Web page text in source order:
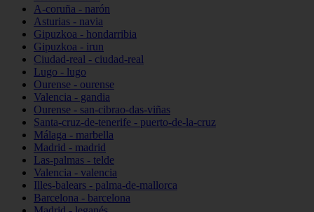
A-coruña - narón
Asturias - navia
Gipuzkoa - hondarribia
Gipuzkoa - irun
Ciudad-real - ciudad-real
Lugo - lugo
Ourense - ourense
Valencia - gandia
Ourense - san-cibrao-das-viñas
Santa-cruz-de-tenerife - puerto-de-la-cruz
Málaga - marbella
Madrid - madrid
Las-palmas - telde
Valencia - valencia
Illes-balears - palma-de-mallorca
Barcelona - barcelona